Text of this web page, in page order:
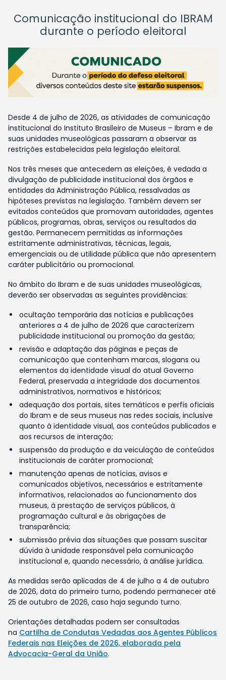
Comunicação institucional do IBRAM
durante o período eleitoral
Desde 4 de julho de 2026, as atividades de comunicação
institucional do Instituto Brasileiro de Museus – Ibram e de
suas unidades museológicas passaram a observar as
restrições estabelecidas pela legislação eleitoral.
Nos três meses que antecedem as eleições, é vedada a
divulgação de publicidade institucional dos órgãos e
entidades da Administração Pública, ressalvadas as
hipóteses previstas na legislação. Também devem ser
evitados conteúdos que promovam autoridades, agentes
públicos, programas, obras, serviços ou resultados da
gestão. Permanecem permitidas as informações
estritamente administrativas, técnicas, legais,
emergenciais ou de utilidade pública que não apresentem
caráter publicitário ou promocional.
No âmbito do Ibram e de suas unidades museológicas,
deverão ser observadas as seguintes providências:
ocultação temporária das notícias e publicações
anteriores a 4 de julho de 2026 que caracterizem
publicidade institucional ou promoção da gestão;
revisão e adaptação das páginas e peças de
comunicação que contenham marcas, slogans ou
elementos da identidade visual do atual Governo
Federal, preservada a integridade dos documentos
administrativos, normativos e históricos;
adequação dos portais, sites temáticos e perfis oficiais
do Ibram e de seus museus nas redes sociais, inclusive
quanto à identidade visual, aos conteúdos publicados e
aos recursos de interação;
suspensão da produção e da veiculação de conteúdos
institucionais de caráter promocional;
manutenção apenas de notícias, avisos e
comunicados objetivos, necessários e estritamente
informativos, relacionados ao funcionamento dos
museus, à prestação de serviços públicos, à
programação cultural e às obrigações de
transparência;
submissão prévia das situações que possam suscitar
dúvida à unidade responsável pela comunicação
institucional e, quando necessário, à análise jurídica.
As medidas serão aplicadas de 4 de julho a 4 de outubro
de 2026, data do primeiro turno, podendo permanecer até
25 de outubro de 2026, caso haja segundo turno.
Orientações detalhadas podem ser consultadas
na Cartilha de Condutas Vedadas aos Agentes Públicos
Federais nas Eleições de 2026, elaborada pela
Advocacia-Geral da União.